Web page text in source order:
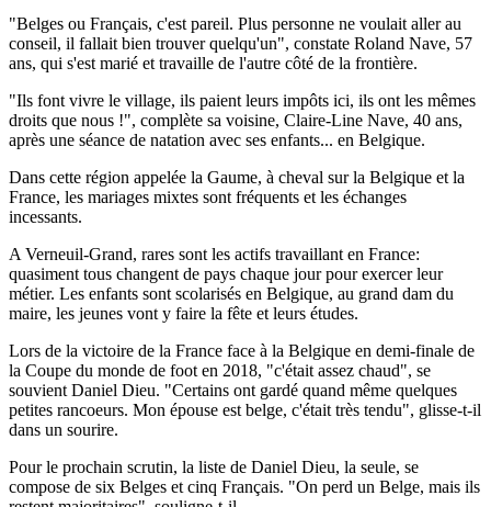
"Belges ou Français, c'est pareil. Plus personne ne voulait aller au
conseil, il fallait bien trouver quelqu'un", constate Roland Nave, 57
ans, qui s'est marié et travaille de l'autre côté de la frontière.
"Ils font vivre le village, ils paient leurs impôts ici, ils ont les mêmes
droits que nous !", complète sa voisine, Claire-Line Nave, 40 ans,
après une séance de natation avec ses enfants... en Belgique.
Dans cette région appelée la Gaume, à cheval sur la Belgique et la
France, les mariages mixtes sont fréquents et les échanges
incessants.
A Verneuil-Grand, rares sont les actifs travaillant en France:
quasiment tous changent de pays chaque jour pour exercer leur
métier. Les enfants sont scolarisés en Belgique, au grand dam du
maire, les jeunes vont y faire la fête et leurs études.
Lors de la victoire de la France face à la Belgique en demi-finale de
la Coupe du monde de foot en 2018, "c'était assez chaud", se
souvient Daniel Dieu. "Certains ont gardé quand même quelques
petites rancoeurs. Mon épouse est belge, c'était très tendu", glisse-t-il
dans un sourire.
Pour le prochain scrutin, la liste de Daniel Dieu, la seule, se
compose de six Belges et cinq Français. "On perd un Belge, mais ils